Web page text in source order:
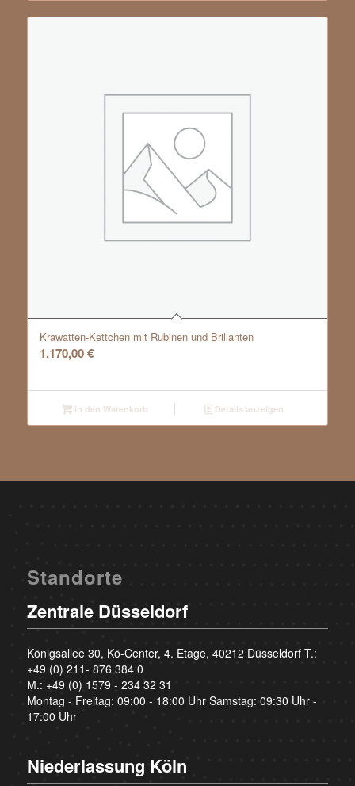
Krawatten-Kettchen mit Rubinen und Brillanten
1.170,00€
In den Warenkorb Details anzeigen
Standorte
Zentrale Düsseldorf
Königsallee 30, Kö-Center, 4. Etage, 40212 Düsseldorf T.:
+49 (0) 211- 876 384 0
M.: +49 (0) 1579 - 234 32 31
Montag - Freitag: 09:00 - 18:00 Uhr Samstag: 09:30 Uhr -
17:00 Uhr
Niederlassung Köln